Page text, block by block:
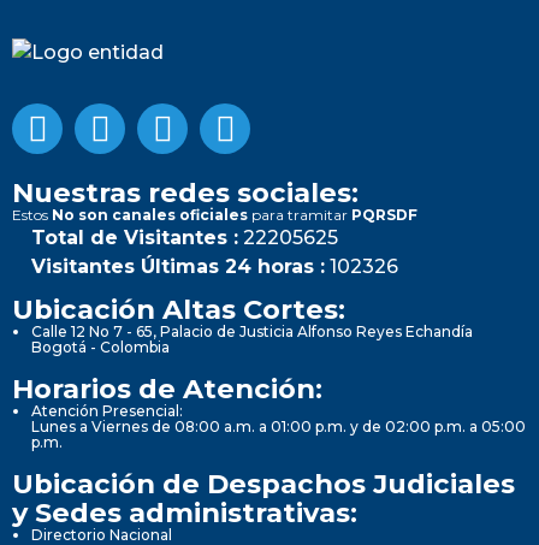
Nuestras redes sociales:
Estos No son canales oficiales para tramitar PQRSDF
Total de Visitantes : 22205625
Visitantes Últimas 24 horas : 102326
Ubicación Altas Cortes:
Calle 12 No 7 - 65, Palacio de Justicia Alfonso Reyes Echandía
Bogotá - Colombia
Horarios de Atención:
Atención Presencial:
Lunes a Viernes de 08:00 a.m. a 01:00 p.m. y de 02:00 p.m. a 05:00
p.m.
Ubicación de Despachos Judiciales
y Sedes administrativas:
Directorio Nacional